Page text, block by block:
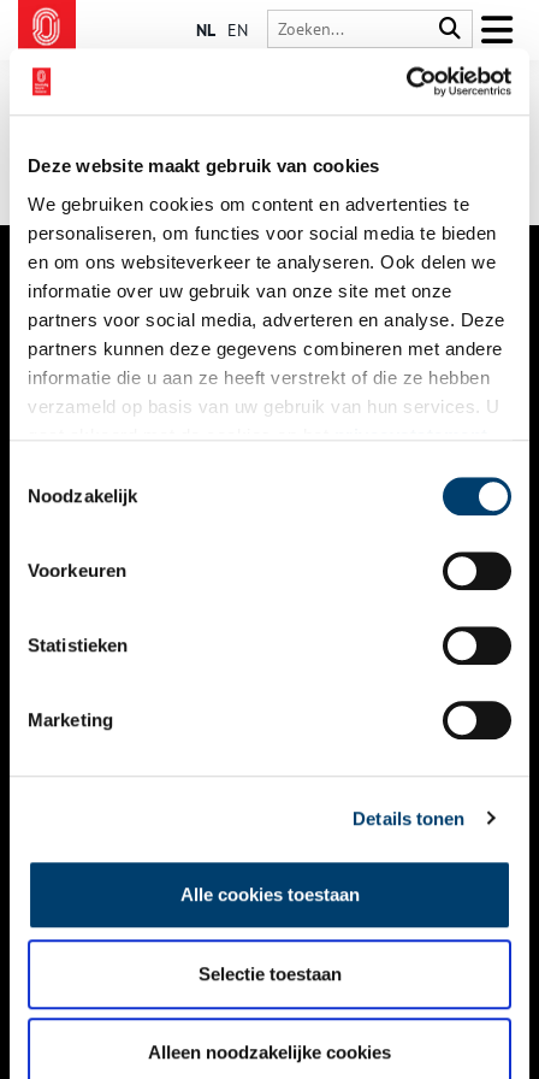
Deze website maakt gebruik van cookies
We gebruiken cookies om content en advertenties te
personaliseren, om functies voor social media te bieden
en om ons websiteverkeer te analyseren. Ook delen we
informatie over uw gebruik van onze site met onze
partners voor social media, adverteren en analyse. Deze
partners kunnen deze gegevens combineren met andere
informatie die u aan ze heeft verstrekt of die ze hebben
verzameld op basis van uw gebruik van hun services. U
Noodzakelijk
Voorkeuren
Statistieken
Marketing
Details tonen
Alle cookies toestaan
Selectie toestaan
Alleen noodzakelijke cookies
NL EN
VERHALEN
NIEUWS
KALENDER
ACTIVITEITEN
NIEUWSBRIEF
DISCLAIMER
TOEGANKELIJKHEID
Volg ONH op social media